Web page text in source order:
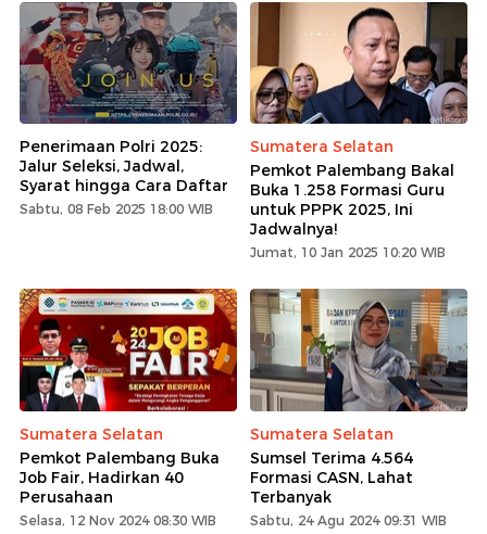
Penerimaan Polri 2025:
Jalur Seleksi, Jadwal,
Syarat hingga Cara Daftar
Sabtu, 08 Feb 2025 18:00 WIB
Sumatera Selatan
Pemkot Palembang Bakal
Buka 1.258 Formasi Guru
untuk PPPK 2025, Ini
Jadwalnya!
Jumat, 10 Jan 2025 10:20 WIB
Sumatera Selatan
Pemkot Palembang Buka
Job Fair, Hadirkan 40
Perusahaan
Selasa, 12 Nov 2024 08:30 WIB
Sumatera Selatan
Sumsel Terima 4.564
Formasi CASN, Lahat
Terbanyak
Sabtu, 24 Agu 2024 09:31 WIB